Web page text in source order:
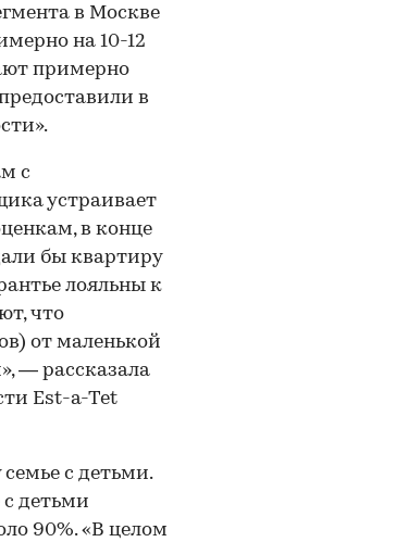
в Москве
на 10-12
примерно
в
с
устраивает
в конце
бы квартиру
лояльны к
что
от маленькой
— рассказала
Est-a-Tet
с детьми.
детьми
90%. «В целом